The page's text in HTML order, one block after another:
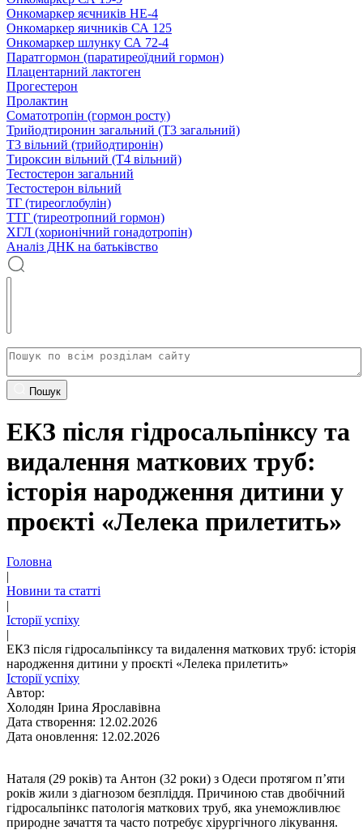
Онкомаркер яєчників НЕ-4
Онкомаркер яичників СА 125
Онкомаркер шлунку СА 72-4
Паратгормон (паратиреоїдний гормон)
Плацентарний лактоген
Прогестерон
Пролактин
Соматотропін (гормон росту)
Трийодтиронин загальний (Т3 загальний)
Т3 вільний (трийодтиронін)
Тироксин вільний (Т4 вільний)
Тестостерон загальний
Тестостерон вільний
ТГ (тиреоглобулін)
ТТГ (тиреотропний гормон)
ХГЛ (хорионічний гонадотропін)
Аналіз ДНК на батьківство
Пошук
ЕКЗ після гідросальпінксу та
видалення маткових труб:
історія народження дитини у
проєкті «Лелека прилетить»
Головна
|
Новини та статті
|
Історії успіху
|
ЕКЗ після гідросальпінксу та видалення маткових труб: історія
народження дитини у проєкті «Лелека прилетить»
Історії успіху
Автор:
Холодян Ірина Ярославівна
Дата створення: 12.02.2026
Дата оновлення: 12.02.2026
Наталя (29 років) та Антон (32 роки) з Одеси протягом п’яти
років жили з діагнозом безпліддя. Причиною став двобічний
гідросальпінкс патологія маткових труб, яка унеможливлює
природне зачаття та часто потребує хірургічного лікування.